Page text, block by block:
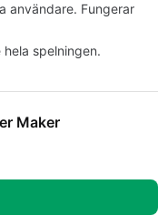
användare. Fungerar
spelningen.
Maker